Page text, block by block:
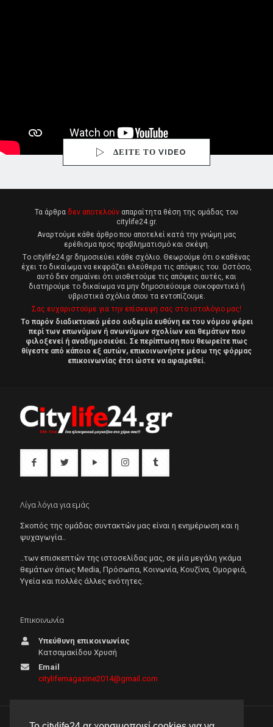
ΔΕΙΤΕ ΤΟ VIDEO
Τα άρθρα δεν αποτελούν απαραίτητα θέση της ομάδας του
citylife24.gr.
Αναρτούμε κάθε άρθρο που αποτελεί κατά την γνώμη μας
ερέθισμα προς προβληματισμό και σκέψη.
Tο citylife24.gr δημοσιεύει κάθε σχόλιο. Θεωρούμε ότι ο καθένας
έχει το δικαίωμα να εκφράζει ελεύθερα τις απόψεις του. Ωστόσο,
αυτό δεν σημαίνει ότι υιοθετούμε τις απόψεις αυτές, και
διατηρούμε το δικαίωμα να μην δημοσιεύουμε συκοφαντικά ή
υβριστικά σχόλια όπου τα εντοπίζουμε.
Σας ευχαριστούμε για την επίσκεψη σας στο ιστολόγιο μας!
Το παρόν διαδικτυακό μέσο ουδεμία ευθύνη εκ του νόμου φέρει
περί των επωνύμων ή ανωνύμων σχολίων και θεμάτων που
φιλοξενεί ή αναδημοσιεύει. Σε περίπτωση που θεωρείτε πως
θίγεστε από κάποιο εξ αυτών, επικοινωνήστε μέσω της φόρμας
επικοινωνίας έτσι ώστε να αφαιρεθεί.
Λίγα λόγια για εμάς
Σκοπός της ομάδας συντακτών μας είναι η ενημέρωση και η
ψυχαγωγία..
..των επισκεπτών της ιστοσελίδας μας, σε μία μεγάλη γκάμα
θεμάτων όπως Μedia, Πρόσωπα, Κοινωνία, Κουζίνα, Ομορφιά,
Υγεία και πολλές άλλες ενότητες.
Επικοινωνία
Υπεύθυνη επικοινωνίας
Κατσαμακίδου Χρυσή
Email
citylifemagazine2014@gmail.com